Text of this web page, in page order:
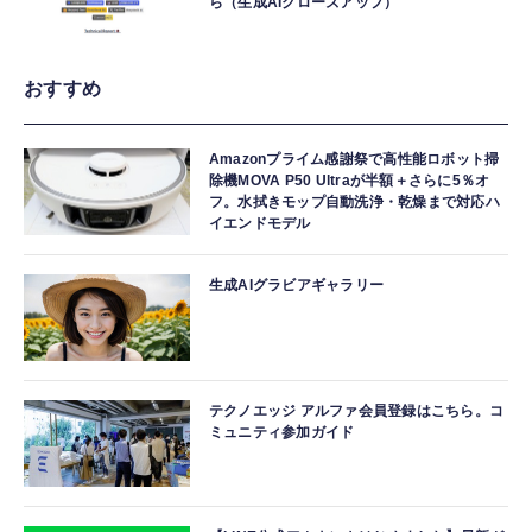
おすすめ
Amazonプライム感謝祭で高性能ロボット掃
除機MOVA P50 Ultraが半額＋さらに5％オ
フ。水拭きモップ自動洗浄・乾燥まで対応ハ
イエンドモデル
生成AIグラビアギャラリー
テクノエッジ アルファ会員登録はこちら。コ
ミュニティ参加ガイド